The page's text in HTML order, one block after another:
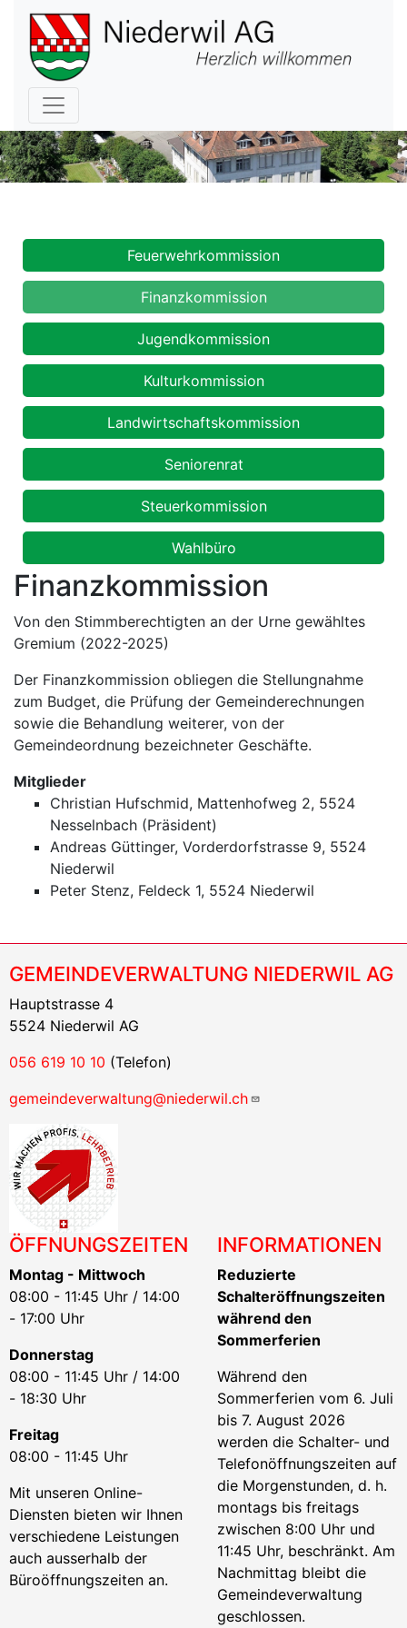
Hauptnavigation
Kommissionen
Feuerwehrkommission
Finanzkommission
Jugendkommission
Kulturkommission
Landwirtschaftskommission
Seniorenrat
Steuerkommission
Wahlbüro
Finanzkommission
Von den Stimmberechtigten an der Urne gewähltes
Gremium (2022-2025)
Der Finanzkommission obliegen die Stellungnahme
zum Budget, die Prüfung der Gemeinderechnungen
sowie die Behandlung weiterer, von der
Gemeindeordnung bezeichneter Geschäfte.
Mitglieder
Christian Hufschmid, Mattenhofweg 2, 5524
Nesselnbach (Präsident)
Andreas Güttinger, Vorderdorfstrasse 9, 5524
Niederwil
Peter Stenz, Feldeck 1, 5524 Niederwil
GEMEINDEVERWALTUNG NIEDERWIL AG
Hauptstrasse 4
5524 Niederwil AG
056 619 10 10 (Telefon)
gemeindeverwaltung@niederwil.ch
ÖFFNUNGSZEITEN
Montag - Mittwoch
08:00 - 11:45 Uhr / 14:00
- 17:00 Uhr
Donnerstag
08:00 - 11:45 Uhr / 14:00
- 18:30 Uhr
Freitag
08:00 - 11:45 Uhr
Mit unseren Online-
Diensten bieten wir Ihnen
verschiedene Leistungen
auch ausserhalb der
Büroöffnungszeiten an.
INFORMATIONEN
Reduzierte
Schalteröffnungszeiten
während den
Sommerferien
Während den
Sommerferien vom 6. Juli
bis 7. August 2026
werden die Schalter- und
Telefonöffnungszeiten auf
die Morgenstunden, d. h.
montags bis freitags
zwischen 8:00 Uhr und
11:45 Uhr, beschränkt. Am
Nachmittag bleibt die
Gemeindeverwaltung
geschlossen.